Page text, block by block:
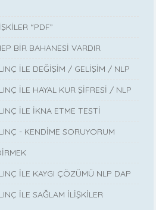
“PDF”
BİR BAHANESİ VARDIR
İLE DEĞİŞİM / GELİŞİM / NLP
İLE HAYAL KUR ŞİFRESİ / NLP
İLE İKNA ETME TESTİ
- KENDİME SORUYORUM
İLE KAYGI ÇÖZÜMÜ NLP DAP
İLE SAĞLAM İLİŞKİLER